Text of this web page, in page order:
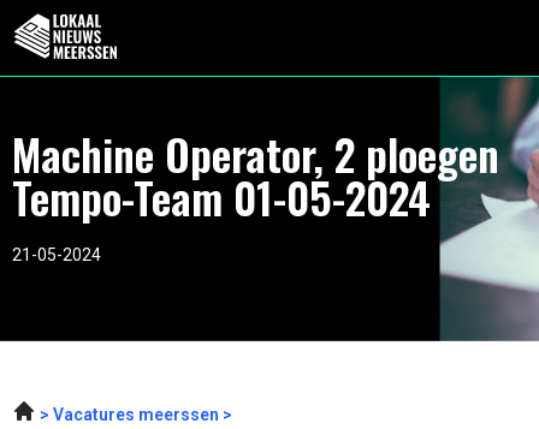
Machine Operator, 2 ploegen
Tempo-Team 01-05-2024
21-05-2024
Vacatures meerssen